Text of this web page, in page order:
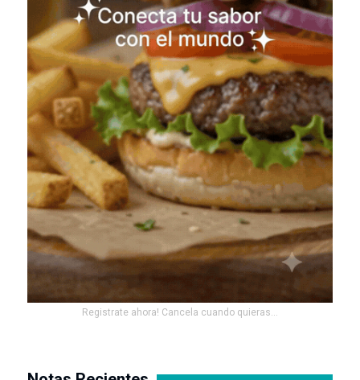
Registrate ahora! Cancela cuando quieras...